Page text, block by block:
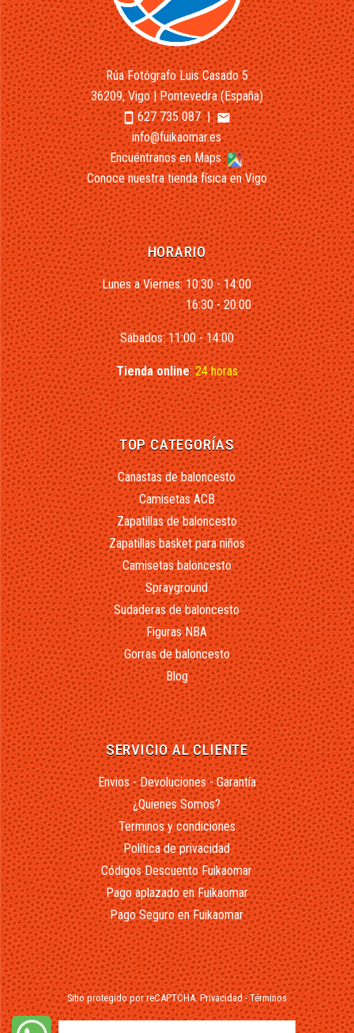
Rúa Fotógrafo Luis Casado 5
36209, Vigo | Pontevedra (España)
smartphone627 735 087|email
info@fuikaomar.es
Encuéntranos en Maps
Conoce nuestra tienda física en Vigo
HORARIO
Lunes a Viernes: 10:30 - 14:00
16:30 - 20:00
Sábados: 11:00 - 14:00
Tienda online:24 horas
TOP CATEGORÍAS
Canastas de baloncesto
Camisetas ACB
Zapatillas de baloncesto
Zapatillas basket para niños
Camisetas baloncesto
Sprayground
Sudaderas de baloncesto
Figuras NBA
Gorras de baloncesto
Blog
SERVICIO AL CLIENTE
Envios - Devoluciones - Garantía
¿Quienes Somos?
Terminos y condiciones
Política de privacidad
Códigos Descuento Fuikaomar
Pago aplazado en Fuikaomar
Pago Seguro en Fuikaomar
Sitio protegido por reCAPTCHA.Privacidad-Términos